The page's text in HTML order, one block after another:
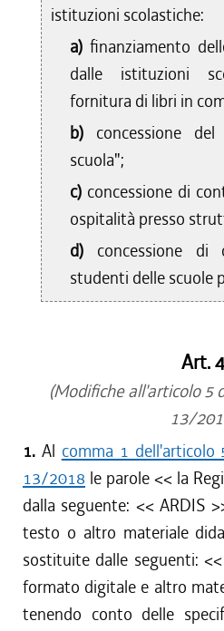
istituzioni scolastiche:
a)finanziamento
dalle istituzioni
fornitura di libri in
b) concessione
scuola";
c) concessione di
ospitalità presso
d) concessione
studenti delle scuole
Art.
(Modifiche all'articolo 5
13/
1. Al comma 1 dell'articolo
13/2018 le parole << la
dalla seguente: << ARDIS
testo o altro materiale
sostituite dalle seguenti: <<
formato digitale e altro
tenendo conto delle